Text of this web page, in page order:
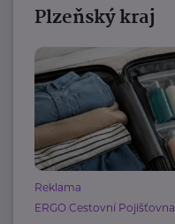
Plzeňský kraj
Reklama
ERGO Cestovní Pojišťovna